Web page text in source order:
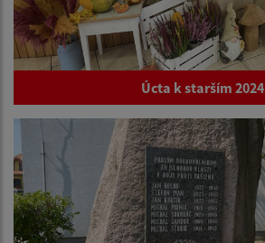
Úcta k starším 2024